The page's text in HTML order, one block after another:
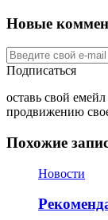
Новые
Подписаться
оставь свой
продвижению
Похожие
Новости